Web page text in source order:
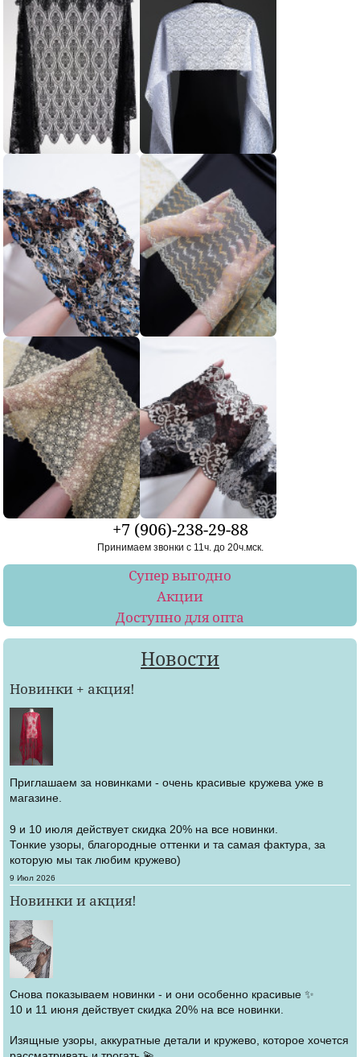
+7 (906)-238-29-88
Принимаем звонки с 11ч. до 20ч.мск.
Супер выгодно
Акции
Доступно для опта
Новости
Новинки + акция!
Приглашаем за новинками - очень красивые кружева уже в
магазине.
9 и 10 июля действует скидка 20% на все новинки.
Тонкие узоры, благородные оттенки и та самая фактура, за
которую мы так любим кружево)
Создано
9 Июл 2026
Новинки и акция!
Снова показываем новинки - и они особенно красивые ✨
10 и 11 июня действует скидка 20% на все новинки.
Изящные узоры, аккуратные детали и кружево, которое хочется